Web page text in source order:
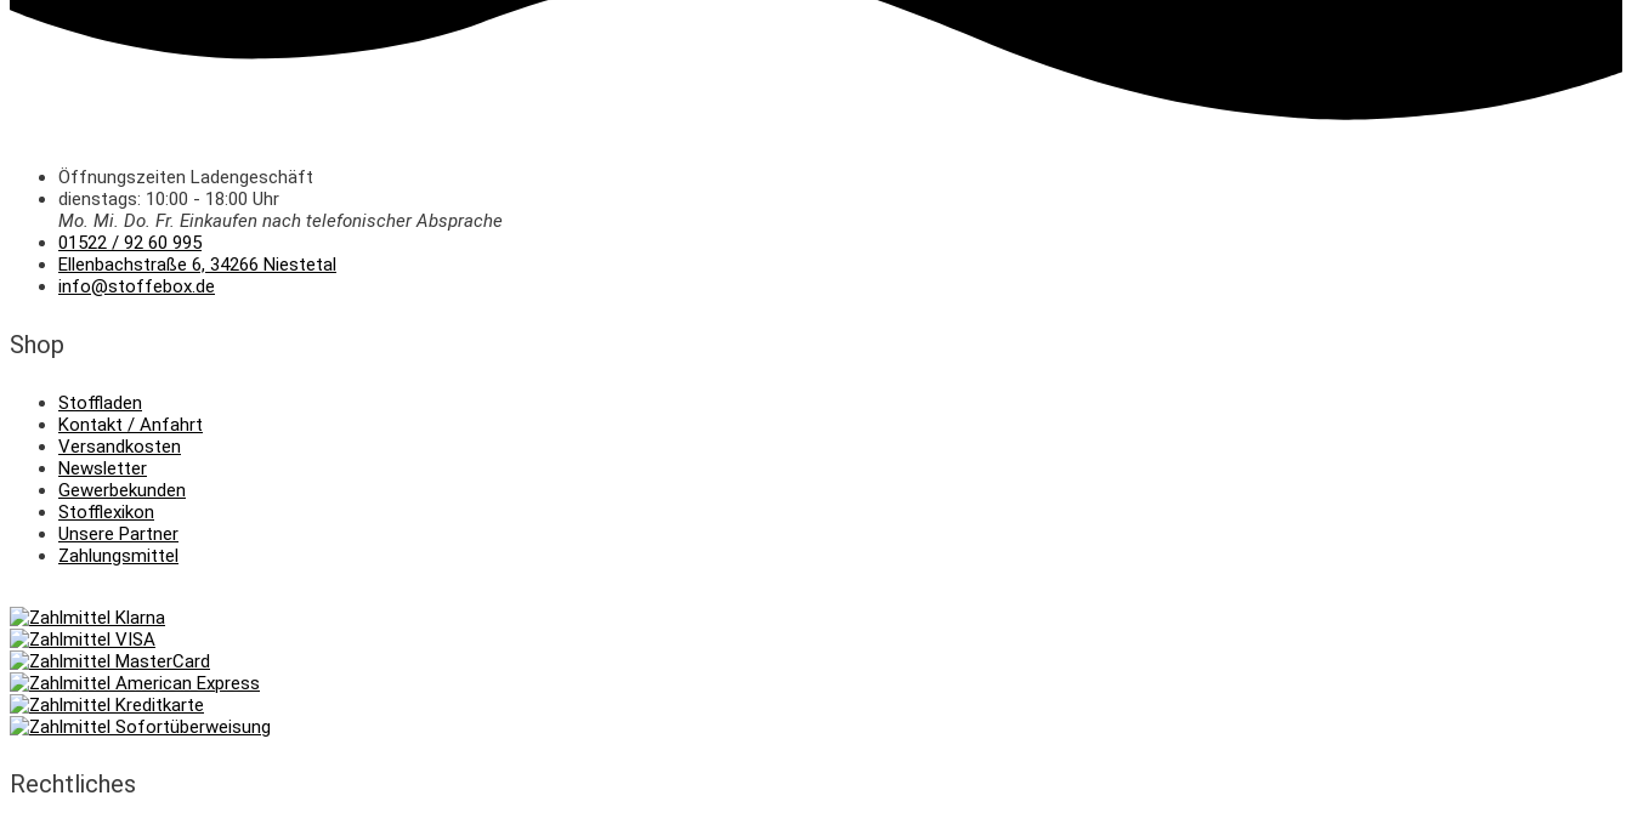
Öffnungszeiten Ladengeschäft
dienstags: 10:00 - 18:00 Uhr
Mo. Mi. Do. Fr. Einkaufen nach telefonischer Absprache
01522 / 92 60 995
Ellenbachstraße 6, 34266 Niestetal
info@stoffebox.de
Shop
Stoffladen
Kontakt / Anfahrt
Versandkosten
Newsletter
Gewerbekunden
Stofflexikon
Unsere Partner
Zahlungsmittel
Rechtliches